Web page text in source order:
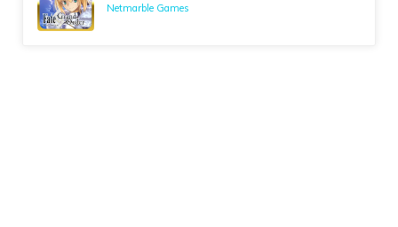
Netmarble Games